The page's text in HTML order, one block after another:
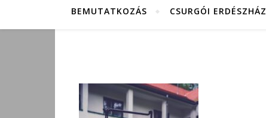
BEMUTATKOZÁS CSURGÓI ERDÉSZHÁZ